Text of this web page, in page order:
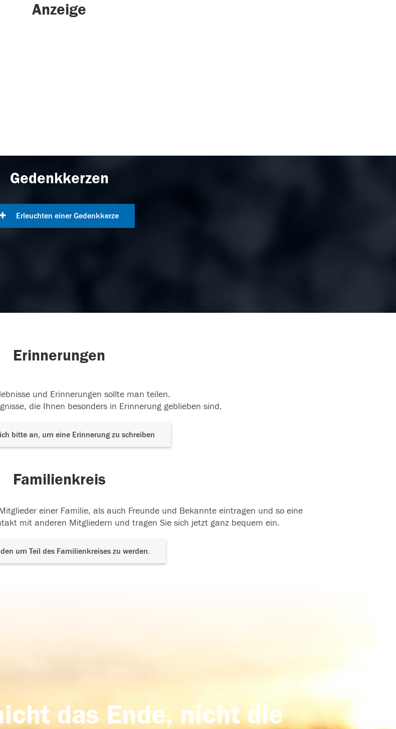
Anzeige
Gedenkkerzen
Erleuchten einer Gedenkkerze
Erinnerungen
und Erinnerungen sollte man teilen.
die Ihnen besonders in Erinnerung geblieben sind.
bitte an, um eine Erinnerung zu schreiben
Familienkreis
einer Familie, als auch Freunde und Bekannte eintragen und so eine
mit anderen Mitgliedern und tragen Sie sich jetzt ganz bequem ein.
um Teil des Familienkreises zu werden.
das Ende, nicht die